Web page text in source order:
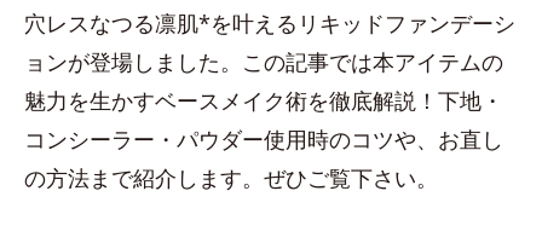
穴レスなつる凛肌*を叶えるリキッドファンデーシ
ョンが登場しました。この記事では本アイテムの
魅力を生かすベースメイク術を徹底解説！下地・
コンシーラー・パウダー使用時のコツや、お直し
の方法まで紹介します。ぜひご覧下さい。